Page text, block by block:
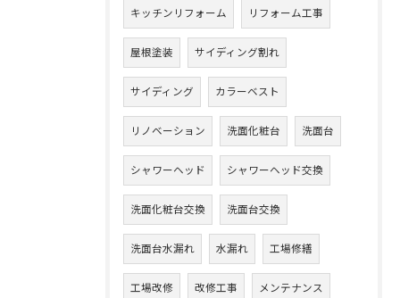
キッチンリフォーム リフォーム工事
屋根塗装 サイディング割れ
サイディング カラーベスト
リノベーション 洗面化粧台 洗面台
シャワーヘッド シャワーヘッド交換
洗面化粧台交換 洗面台交換
洗面台水漏れ 水漏れ 工場修繕
工場改修 改修工事 メンテナンス